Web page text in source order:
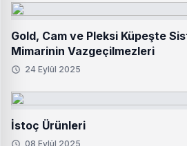
Gold, Cam ve Pleksi Küpeşte
Mimarinin Vazgeçilmezleri
24 Eylül 2025
İstoç Ürünleri
08 Eylül 2025